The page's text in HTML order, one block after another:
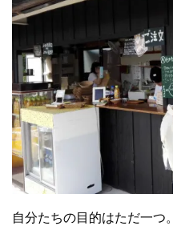
自分たちの目的はただ一つ。